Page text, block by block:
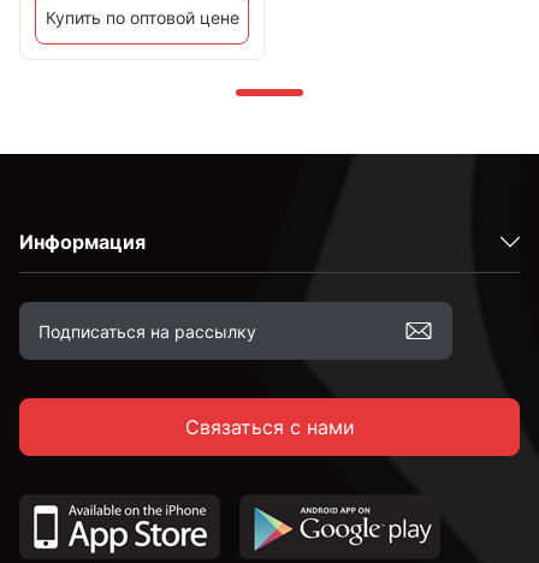
Купить по оптовой цене
Информация
Связаться с нами